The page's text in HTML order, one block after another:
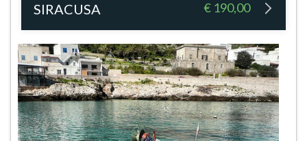
SIRACUSA € 190,00